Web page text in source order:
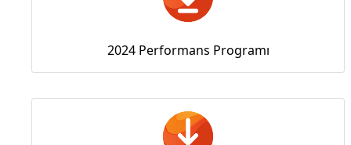
2024 Performans Programı